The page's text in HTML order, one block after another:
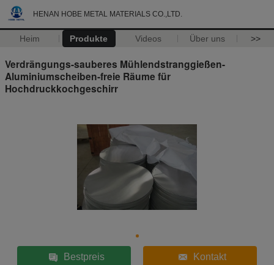
HENAN HOBE METAL MATERIALS CO.,LTD.
Heim Produkte Videos Über uns >>
Verdrängungs-sauberes Mühlendstranggießen-
Aluminiumscheiben-freie Räume für
Hochdruckkochgeschirr
Bestpreis Kontakt